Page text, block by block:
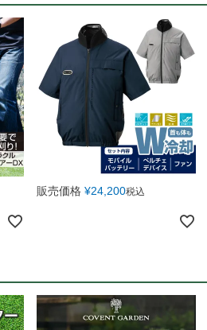
販売価格 ¥24,200税込